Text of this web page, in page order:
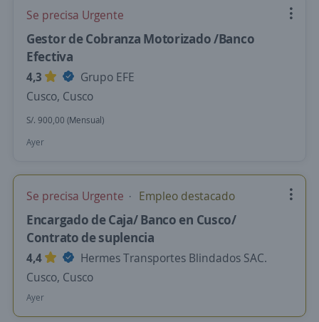
Se precisa Urgente
Gestor de Cobranza Motorizado /Banco
Efectiva
4,3
Grupo EFE
Cusco, Cusco
S/. 900,00 (Mensual)
Ayer
Se precisa Urgente Empleo destacado
Encargado de Caja/ Banco en Cusco/
Contrato de suplencia
4,4
Hermes Transportes Blindados SAC.
Cusco, Cusco
Ayer